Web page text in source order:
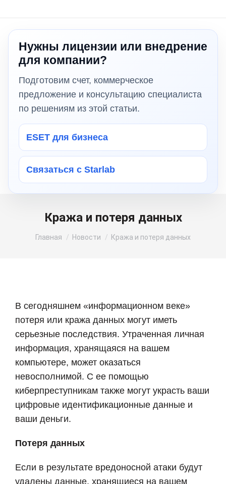
Кража и потеря данных
Вы здесь:
Главная Новости Кража и потеря данных
В сегодняшнем «информационном веке»
потеря или кража данных могут иметь
серьезные последствия. Утраченная личная
информация, хранящаяся на вашем
компьютере, может оказаться
невосполнимой. С ее помощью
киберпреступникам также могут украсть ваши
цифровые идентификационные данные и
ваши деньги.
Потеря данных
Если в результате вредоносной атаки будут
удалены данные, хранящиеся на вашем
Нужны лицензии или внедрение
для компании?
Подготовим счет, коммерческое
предложение и консультацию специалиста
по решениям из этой статьи.
ESET для бизнеса
Связаться с Starlab